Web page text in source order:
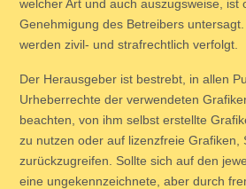
welcher Art und auch auszugsweise, ist
Genehmigung des Betreibers
werden zivil- und strafrechtlich verfolgt.
Der Herausgeber ist bestrebt, in allen
Urheberrechte der verwendeten
beachten, von ihm selbst erstellte
zu nutzen oder auf lizenzfreie Grafiken,
zurückzugreifen. Sollte sich auf den
eine ungekennzeichnete, aber durch